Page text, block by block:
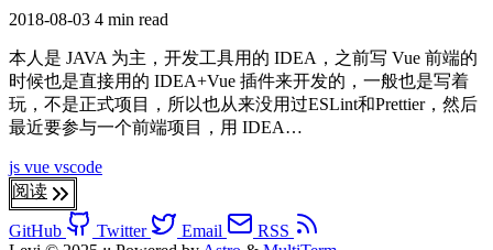
2018-08-03 4 min read
本人是 JAVA 为主，开发工具用的 IDEA，之前写 Vue 前端的
时候也是直接用的 IDEA+Vue 插件来开发的，一般也是写着
玩，不是正式项目，所以也从来没用过ESLint和Prettier，然后
最近要参与一个前端项目，用 IDEA…
js vue vscode
阅读
GitHub Twitter Email
RSS